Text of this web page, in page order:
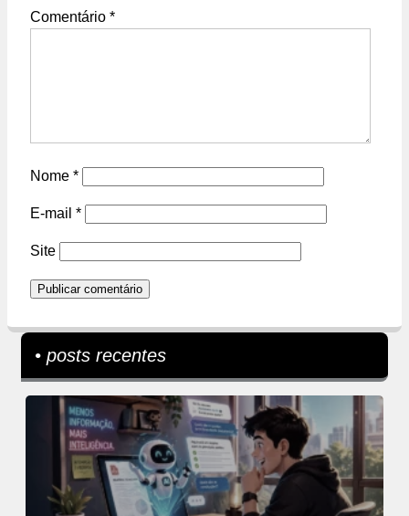
Comentário *
Nome *
E-mail *
Site
• posts recentes